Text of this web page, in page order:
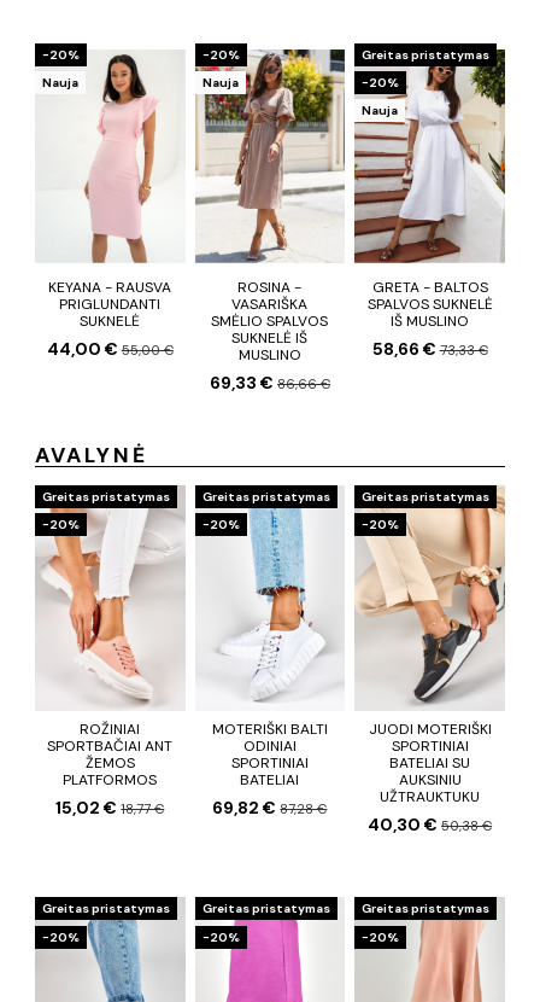
−20%
Nauja
KEYANA - RAUSVA
PRIGLUNDANTI
SUKNELĖ
44,00 €55,00 €
−20%
Nauja
ROSINA -
VASARIŠKA
SMĖLIO SPALVOS
SUKNELĖ IŠ
MUSLINO
69,33 € 86,66 €
Greitas pristatymas
−20%
Nauja
GRETA - BALTOS
SPALVOS SUKNELĖ
IŠ MUSLINO
58,66 €73,33 €
AVALYNĖ
Greitas pristatymas
−20%
ROŽINIAI
SPORTBAČIAI ANT
ŽEMOS
PLATFORMOS
15,02 €18,77 €
Greitas pristatymas
−20%
MOTERIŠKI BALTI
ODINIAI
SPORTINIAI
BATELIAI
69,82 €87,28 €
Greitas pristatymas
−20%
JUODI MOTERIŠKI
SPORTINIAI
BATELIAI SU
AUKSINIU
UŽTRAUKTUKU
40,30 €50,38 €
Greitas pristatymas
−20%
Greitas pristatymas
−20%
Greitas pristatymas
−20%